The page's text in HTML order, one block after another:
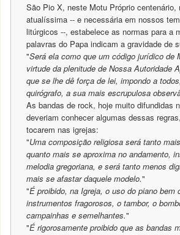
São Pio X, neste Motu Próprio centenário,
atualíssima -- e necessária em nossos
litúrgicos --, estabelece as normas para a
palavras do Papa indicam a gravidade de
"Será ela como que um código jurídico de
virtude da plenitude de Nossa Autoridade
que se lhe dê força de lei, impondo a
quirógrafo, a sua mais escrupulosa
As bandas de rock, hoje muito difundidas
deveriam conhecer algumas dessas
tocarem nas igrejas:
"Uma composição religiosa será tanto
quanto mais se aproxima no andamento,
melodia gregoriana, e será tanto menos
mais se afastar daquele modelo."
"É proibido, na Igreja, o uso do piano bem
instrumentos fragorosos, o tambor, o
campainhas e semelhantes."
"É rigorosamente proibido que as bandas